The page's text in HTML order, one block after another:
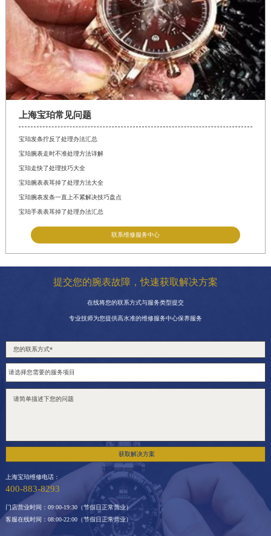
上海宝珀常见问题
宝珀发条拧反了处理办法汇总
宝珀腕表走时不准处理方法详解
宝珀走快了处理技巧大全
宝珀腕表表耳掉了处理方法大全
宝珀腕表发条一直上不紧解决技巧盘点
宝珀手表表耳掉了处理办法汇总
联系维修服务中心
提交您的腕表故障，快速获取解决方案
在线将您的联系方式与服务类型提交
专业技师为您提供高水准的维修服务中心保养服务
获取解决方案
上海宝珀维修电话：
400-883-8293
门店营业时间：09:00-19:30（节假日正常营业）
客服在线时间：08:00-22:00（节假日正常营业）